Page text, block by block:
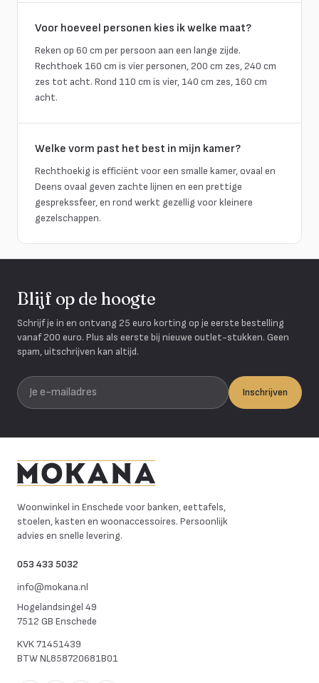
Voor hoeveel personen kies ik welke maat?
Reken op 60 cm per persoon aan een lange zijde.
Rechthoek 160 cm is vier personen, 200 cm zes, 240 cm
zes tot acht. Rond 110 cm is vier, 140 cm zes, 160 cm
acht.
Welke vorm past het best in mijn kamer?
Rechthoekig is efficiënt voor een smalle kamer, ovaal en
Deens ovaal geven zachte lijnen en een prettige
gesprekssfeer, en rond werkt gezellig voor kleinere
gezelschappen.
Blijf op de hoogte
Schrijf je in en ontvang 25 euro korting op je eerste bestelling
vanaf 200 euro. Plus als eerste bij nieuwe outlet-stukken. Geen
spam, uitschrijven kan altijd.
Je e-mailadres
Inschrijven
Woonwinkel in Enschede voor banken, eettafels,
stoelen, kasten en woonaccessoires. Persoonlijk
advies en snelle levering.
053 433 5032
info@mokana.nl
Hogelandsingel 49
7512 GB Enschede
KVK71451439
BTWNL858720681B01